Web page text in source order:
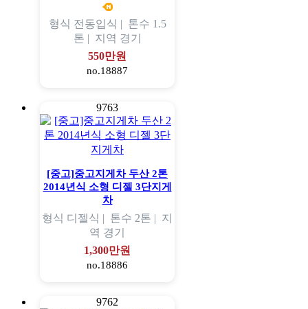
형식 전동입식 | 톤수 1.5
톤 | 지역 경기
550만원
no.18887
9763
[중고]중고지게차 두산 2톤
2014년식 소형 디젤 3단지게
차
형식 디젤식 | 톤수 2톤 | 지
역 경기
1,300만원
no.18886
9762